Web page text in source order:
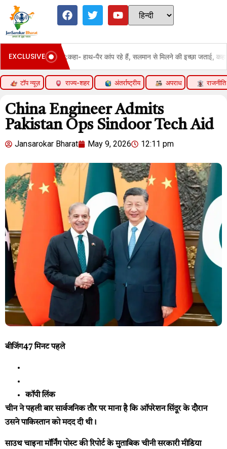
EXCLUSIVE
हाथ-पैर कांप रहे हैं, सलमान से मिलने की इच्छा जताई, कहा- पापा उनके किस्से सुनाते
टॉप न्यूज़ राज्य-शहर अंतर्राष्ट्रीय अपराध राजनीति
China Engineer Admits
Pakistan Ops Sindoor Tech Aid
Jansarokar Bharat May 9, 2026 12:11 pm
बीजिंग47 मिनट पहले
कॉपी लिंक
चीन ने पहली बार सार्वजनिक तौर पर माना है कि ऑपरेशन सिंदूर के दौरान
उसने पाकिस्तान को मदद दी थी।
साउथ चाइना मॉर्निंग पोस्ट की रिपोर्ट के मुताबिक चीनी सरकारी मीडिया